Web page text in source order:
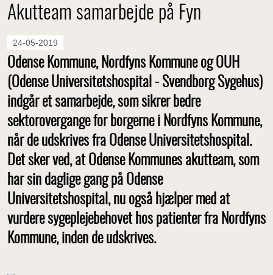
Akutteam samarbejde på Fyn
24-05-2019
Odense Kommune, Nordfyns Kommune og OUH
(Odense Universitetshospital - Svendborg Sygehus)
indgår et samarbejde, som sikrer bedre
sektorovergange for borgerne i Nordfyns Kommune,
når de udskrives fra Odense Universitetshospital.
Det sker ved, at Odense Kommunes akutteam, som
har sin daglige gang på Odense
Universitetshospital, nu også hjælper med at
vurdere sygeplejebehovet hos patienter fra Nordfyns
Kommune, inden de udskrives.